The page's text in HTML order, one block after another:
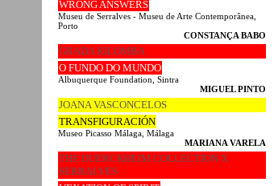
WRONG ANSWERS
Museu de Serralves - Museu de Arte Contemporânea,
Porto
CONSTANÇA BABO
GRADA KILOMBA
O FUNDO DO MUNDO
Albuquerque Foundation, Sintra
MIGUEL PINTO
JOANA VASCONCELOS
TRANSFIGURACIÓN
Museo Picasso Málaga, Málaga
MARIANA VARELA
THE DUERCKHEIM COLLECTION X
SERRALVES